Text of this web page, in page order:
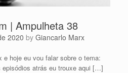
| Ampulheta 38
2020 by Giancarlo Marx
e hoje eu vou falar sobre o tema:
atrás eu trouxe aqui […]